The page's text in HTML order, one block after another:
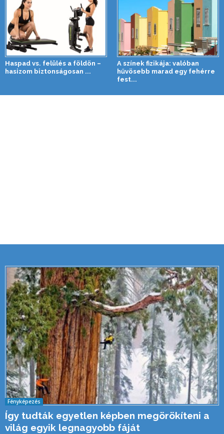
Haspad vs. felülés a földön –
hasizom biztonságosan ...
A színek fizikája: valóban
hűvösebb marad egy fehérre
fest...
Fényképezés
Így tudták egyetlen képben megörökíteni a
világ egyik legnagyobb fáját